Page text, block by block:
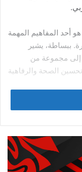
أحد المفاهيم المهمة
ببساطة، يشير
إلى مجموعة من
الصحة والرفاهية
مشروع
أن قطر
قامت بتبني
الرأي العام من